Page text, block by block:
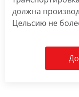
должна
Цельсию не